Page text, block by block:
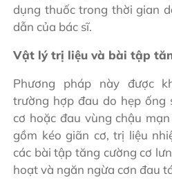
dụng thuốc trong thời gian
dẫn của bác sĩ.
Vật lý trị liệu và bài tập
Phương pháp này được
trường hợp đau do hẹp ống
cơ hoặc đau vùng chậu
gồm kéo giãn cơ, trị liệu
các bài tập tăng cường cơ
hoạt và ngăn ngừa cơn đau